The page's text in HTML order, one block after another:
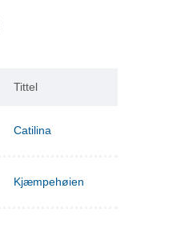
Tittel
Catilina
Kjæmpehøien